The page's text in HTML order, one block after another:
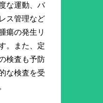
な運動、バ
ス管理など
瘍の発生リ
。また、定
検査も予防
な検査を受